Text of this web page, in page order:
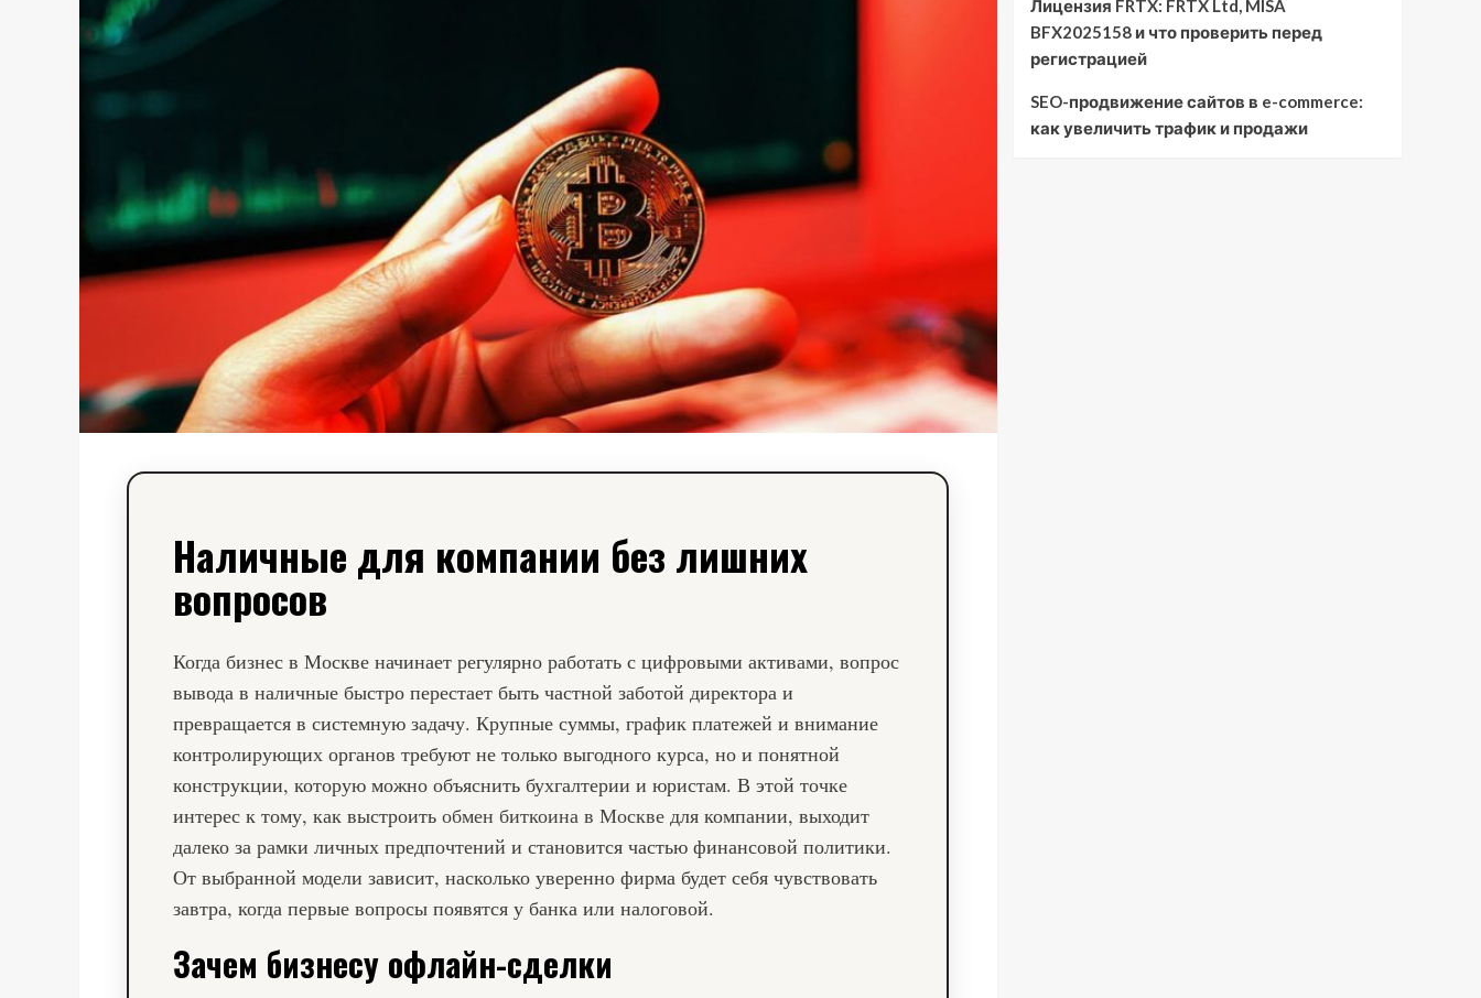
Наличные для компании без лишних
вопросов
Когда бизнес в Москве начинает регулярно работать с цифровыми активами, вопрос
вывода в наличные быстро перестает быть частной заботой директора и
превращается в системную задачу. Крупные суммы, график платежей и внимание
контролирующих органов требуют не только выгодного курса, но и понятной
конструкции, которую можно объяснить бухгалтерии и юристам. В этой точке
интерес к тому, как выстроитьобмен биткоина в Москве для компании, выходит
далеко за рамки личных предпочтений и становится частью финансовой политики.
От выбранной модели зависит, насколько уверенно фирма будет себя чувствовать
завтра, когда первые вопросы появятся у банка или налоговой.
Зачем бизнесу офлайн-сделки
Лицензия FRTX: FRTX Ltd, MISA
BFX2025158 и что проверить перед
регистрацией
SEO-продвижение сайтов в e-commerce:
как увеличить трафик и продажи